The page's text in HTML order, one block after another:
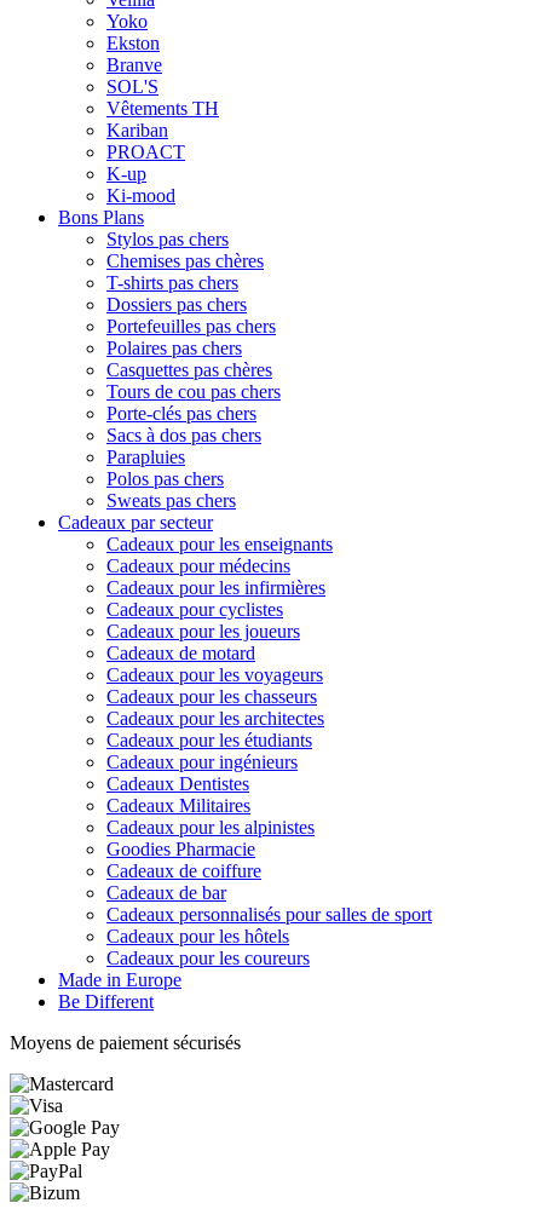
Yoko
Ekston
Branve
SOL'S
Vêtements TH
Kariban
PROACT
K-up
Ki-mood
Bons Plans
Stylos pas chers
Chemises pas chères
T-shirts pas chers
Dossiers pas chers
Portefeuilles pas chers
Polaires pas chers
Casquettes pas chères
Tours de cou pas chers
Porte-clés pas chers
Sacs à dos pas chers
Parapluies
Polos pas chers
Sweats pas chers
Cadeaux par secteur
Cadeaux pour les enseignants
Cadeaux pour médecins
Cadeaux pour les infirmières
Cadeaux pour cyclistes
Cadeaux pour les joueurs
Cadeaux de motard
Cadeaux pour les voyageurs
Cadeaux pour les chasseurs
Cadeaux pour les architectes
Cadeaux pour les étudiants
Cadeaux pour ingénieurs
Cadeaux Dentistes
Cadeaux Militaires
Cadeaux pour les alpinistes
Goodies Pharmacie
Cadeaux de coiffure
Cadeaux de bar
Cadeaux personnalisés pour salles de sport
Cadeaux pour les hôtels
Cadeaux pour les coureurs
Made in Europe
Be Different
Moyens de paiement sécurisés